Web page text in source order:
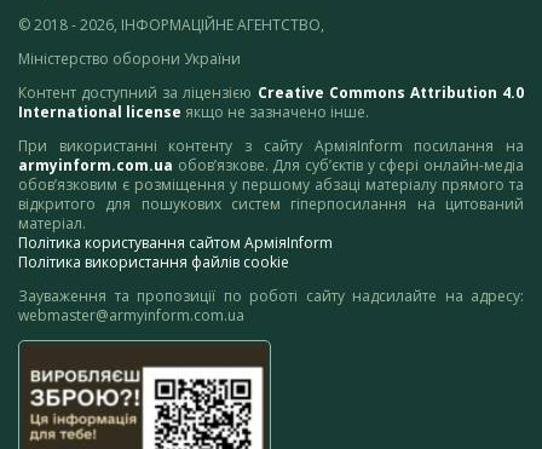
© 2018 - 2026, ІНФОРМАЦІЙНЕ АГЕНТСТВО,
Міністерство оборони України
Контент доступний за ліцензією Creative Commons Attribution 4.0
International license якщо не зазначено інше.
При використанні контенту з сайту АрміяInform посилання на
armyinform.com.ua обов’язкове. Для суб’єктів у сфері онлайн-медіа
обов’язковим є розміщення у першому абзаці матеріалу прямого та
відкритого для пошукових систем гіперпосилання на цитований
матеріал.
Політика користування сайтом АрміяInform
Політика використання файлів cookie
Зауваження та пропозиції по роботі сайту надсилайте на адресу:
webmaster@armyinform.com.ua